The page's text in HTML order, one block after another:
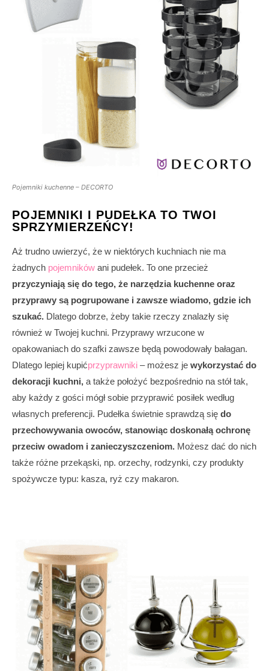
Pojemniki kuchenne – DECORTO
POJEMNIKI I PUDEŁKA TO TWOI
SPRZYMIERZEŃCY!
Aż trudno uwierzyć, że w niektórych kuchniach nie ma
żadnych pojemników ani pudełek. To one przecież
przyczyniają się do tego, że narzędzia kuchenne oraz
przyprawy są pogrupowane i zawsze wiadomo, gdzie ich
szukać. Dlatego dobrze, żeby takie rzeczy znalazły się
również w Twojej kuchni. Przyprawy wrzucone w
opakowaniach do szafki zawsze będą powodowały bałagan.
Dlatego lepiej kupićprzyprawniki – możesz je wykorzystać do
dekoracji kuchni, a także położyć bezpośrednio na stół tak,
aby każdy z gości mógł sobie przyprawić posiłek według
własnych preferencji. Pudełka świetnie sprawdzą się do
przechowywania owoców, stanowiąc doskonałą ochronę
przeciw owadom i zanieczyszczeniom. Możesz dać do nich
także różne przekąski, np. orzechy, rodzynki, czy produkty
spożywcze typu: kasza, ryż czy makaron.